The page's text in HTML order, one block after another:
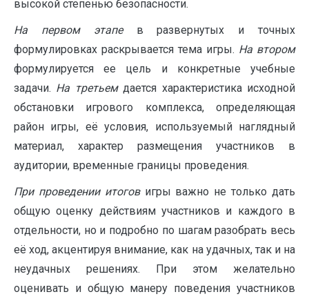
высокой степенью безопасности.
На первом этапев развернутых и точных
формулировках раскрывается тема игры. На втором
формулируется ее цель и конкретные учебные
задачи. На третьемдается характеристика исходной
обстановки игрового комплекса, определяющая
район игры, её условия, используемый наглядный
материал, характер размещения участников в
аудитории, временные границы проведения.
При проведении итоговигры важно не только дать
общую оценку действиям участников и каждого в
отдельности, но и подробно по шагам разобрать весь
её ход, акцентируя внимание, как на удачных, так и на
неудачных решениях. При этом желательно
оценивать и общую манеру поведения участников